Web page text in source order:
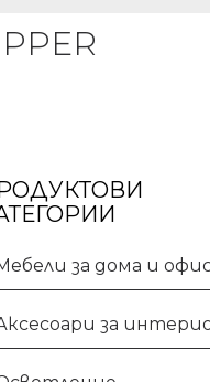
за дома и
за